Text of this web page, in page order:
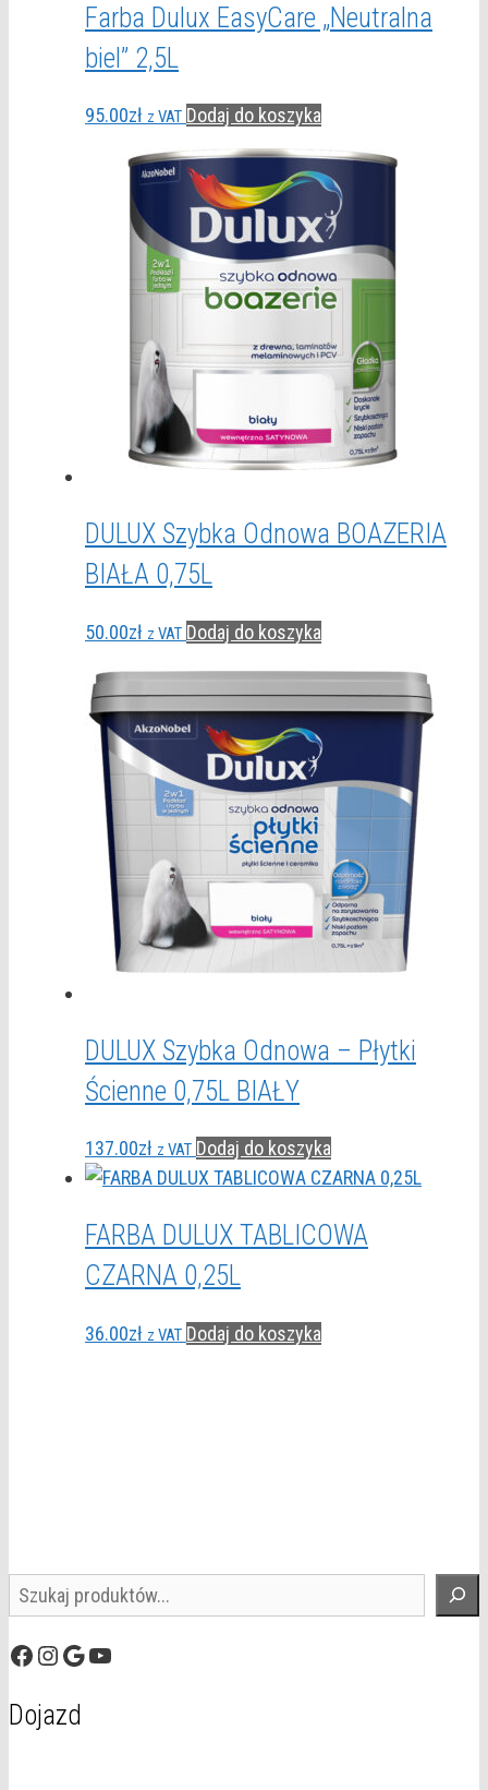
Farba Dulux EasyCare „Neutralna
biel” 2,5L
95.00zł z VAT Dodaj do koszyka
DULUX Szybka Odnowa BOAZERIA
BIAŁA 0,75L
50.00zł z VAT Dodaj do koszyka
DULUX Szybka Odnowa – Płytki
Ścienne 0,75L BIAŁY
137.00zł z VAT Dodaj do koszyka
FARBA DULUX TABLICOWA
CZARNA 0,25L
36.00zł z VAT Dodaj do koszyka
Szukaj
Facebook
Instagram
GoogleYouTube
Dojazd